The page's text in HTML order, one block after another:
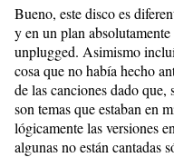
Bueno, este disco es
y en un plan
unplugged. Asimismo
cosa que no había hecho
de las canciones dado que,
son temas que estaban en
lógicamente las versiones
algunas no están cantadas